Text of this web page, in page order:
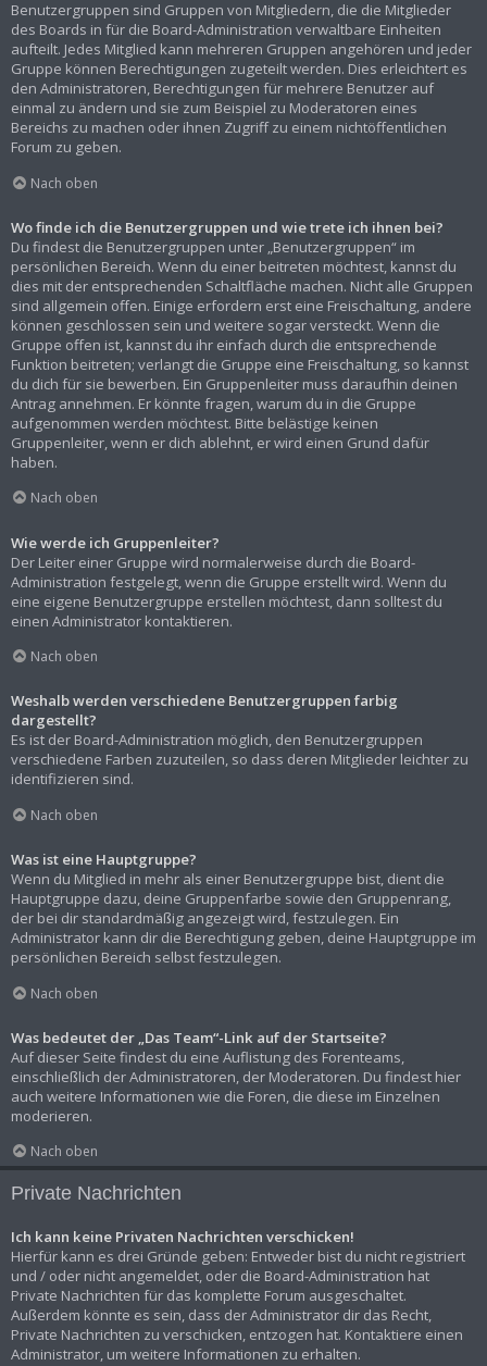
Benutzergruppen sind Gruppen von Mitgliedern, die die Mitglieder
des Boards in für die Board-Administration verwaltbare Einheiten
aufteilt. Jedes Mitglied kann mehreren Gruppen angehören und jeder
Gruppe können Berechtigungen zugeteilt werden. Dies erleichtert es
den Administratoren, Berechtigungen für mehrere Benutzer auf
einmal zu ändern und sie zum Beispiel zu Moderatoren eines
Bereichs zu machen oder ihnen Zugriff zu einem nichtöffentlichen
Forum zu geben.
Nach oben
Wo finde ich die Benutzergruppen und wie trete ich ihnen bei?
Du findest die Benutzergruppen unter „Benutzergruppen“ im
persönlichen Bereich. Wenn du einer beitreten möchtest, kannst du
dies mit der entsprechenden Schaltfläche machen. Nicht alle Gruppen
sind allgemein offen. Einige erfordern erst eine Freischaltung, andere
können geschlossen sein und weitere sogar versteckt. Wenn die
Gruppe offen ist, kannst du ihr einfach durch die entsprechende
Funktion beitreten; verlangt die Gruppe eine Freischaltung, so kannst
du dich für sie bewerben. Ein Gruppenleiter muss daraufhin deinen
Antrag annehmen. Er könnte fragen, warum du in die Gruppe
aufgenommen werden möchtest. Bitte belästige keinen
Gruppenleiter, wenn er dich ablehnt, er wird einen Grund dafür
haben.
Nach oben
Wie werde ich Gruppenleiter?
Der Leiter einer Gruppe wird normalerweise durch die Board-
Administration festgelegt, wenn die Gruppe erstellt wird. Wenn du
eine eigene Benutzergruppe erstellen möchtest, dann solltest du
einen Administrator kontaktieren.
Nach oben
Weshalb werden verschiedene Benutzergruppen farbig
dargestellt?
Es ist der Board-Administration möglich, den Benutzergruppen
verschiedene Farben zuzuteilen, so dass deren Mitglieder leichter zu
identifizieren sind.
Nach oben
Was ist eine Hauptgruppe?
Wenn du Mitglied in mehr als einer Benutzergruppe bist, dient die
Hauptgruppe dazu, deine Gruppenfarbe sowie den Gruppenrang,
der bei dir standardmäßig angezeigt wird, festzulegen. Ein
Administrator kann dir die Berechtigung geben, deine Hauptgruppe im
persönlichen Bereich selbst festzulegen.
Nach oben
Was bedeutet der „Das Team“-Link auf der Startseite?
Auf dieser Seite findest du eine Auflistung des Forenteams,
einschließlich der Administratoren, der Moderatoren. Du findest hier
auch weitere Informationen wie die Foren, die diese im Einzelnen
moderieren.
Nach oben
Private Nachrichten
Ich kann keine Privaten Nachrichten verschicken!
Hierfür kann es drei Gründe geben: Entweder bist du nicht registriert
und / oder nicht angemeldet, oder die Board-Administration hat
Private Nachrichten für das komplette Forum ausgeschaltet.
Außerdem könnte es sein, dass der Administrator dir das Recht,
Private Nachrichten zu verschicken, entzogen hat. Kontaktiere einen
Administrator, um weitere Informationen zu erhalten.